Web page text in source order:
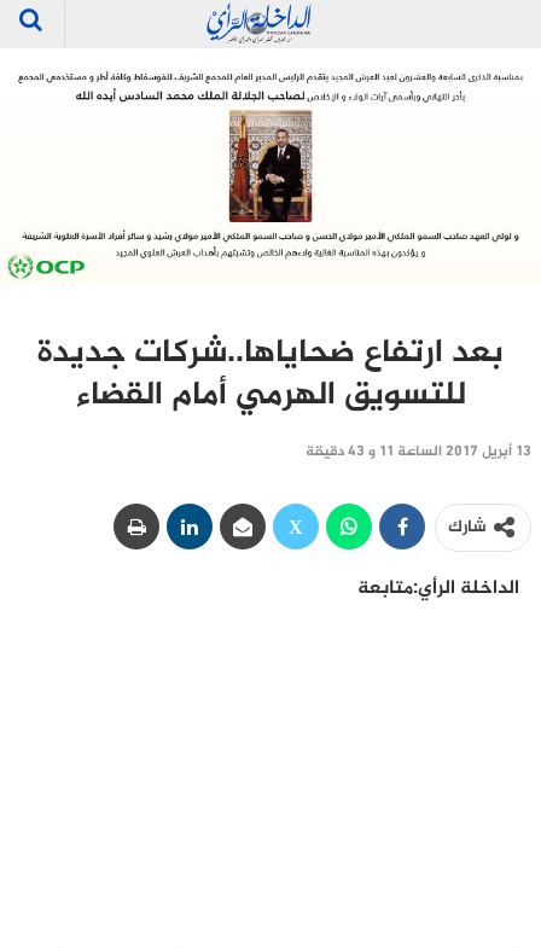
بعد ارتفاع ضحاياها..شركات جديدة
للتسويق الهرمي أمام القضاء
13 أبريل 2017 الساعة 11 و 43 دقيقة
شارك
الداخلة الرأي:متابعة